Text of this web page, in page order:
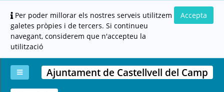
Per poder millorar els nostres serveis utilitzem
galetes pròpies i de tercers. Si continueu
navegant, considerem que n'accepteu la
utilització
Accepta
Ajuntament de Castellvell del Camp